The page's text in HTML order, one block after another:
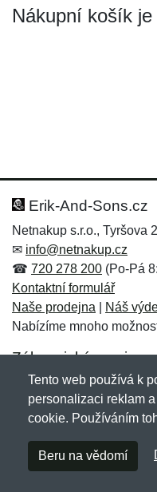
Nákupní košík
Erik-And-Sons.cz
Netnakup s.r.o., Tyršova
✉ info@netnakup.cz
☎ 720 278 200 (Po-Pá
Kontaktní formulář
Naše prodejna
Náš
Nabízíme mnoho
Zákaznický servis
Novinky emailem
Copyright © 2007-2026
NetIQ. Všechna práva
Tento web používá k
personalizaci reklam
cookie. Používáním
Beru na vědomí